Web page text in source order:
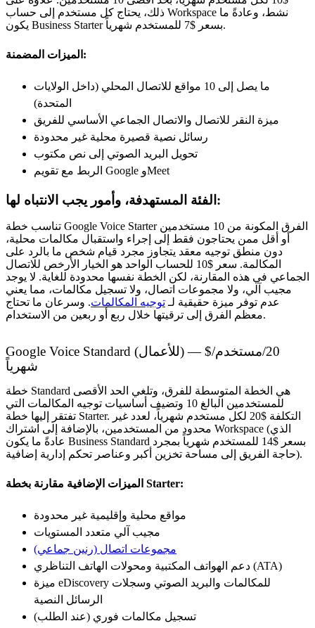
ذلك، يحتاج كل مستخدم إلى حساب Workspace نشط، وعادةً ما
يكون Business Starter بسعر $7 للمستخدم شهرياً.
الميزات المضمنة:
ما يصل إلى 10 مواقع للاتصال المحلي (داخل الولايات
المتحدة)
ميزة النقر للاتصال والاتصال الجماعي الأساسي للفريق
رسائل نصية قصيرة محلية غير محدودة
تحويل البريد الصوتي إلى نص مكتوب
الربط مع تقويم Google وMeet
الفئة المستهدفة، وأمور يجب الانتباه لها:
تناسب خطة Google Voice Starter الفرق المكونة من 10 مستخدمين
أو أقل ممن يحتاجون فقط إلى إجراء واستقبال مكالمات محلية،
دون منطق توجيه معقد يتجاوز مجرد قيام شخص ما بالرد على
المكالمة. سعر $10 للحساب الواحد هو الخيار الأرخص للاتصال
الجماعي في هذه المقارنة، لكن الخطة نفسها محدودة للغاية. لا يوجد
مجيب آلي، ولا مجموعات اتصال، ولا تسجيل مكالمات، مما يعني
عدم توفر ميزة حقيقية لـ توجيه المكالمات. وسرعان ما تحتاج
معظم الفرق إلى ترقيتها خلال ربع أو ربعين من الاستخدام.
Google Voice Standard (للأعمال) — $20/مستخدم/
شهرياً
خطة Standard هي الخطة المتوسطة للفرق، وتلغي الحد الأقصى
للمستخدمين البالغ 10 وتضيف أساسيات توجيه المكالمات التي
تفتقر إليها خطة Starter. التكلفة $20 لكل مستخدم شهرياً، لعدد غير
محدود من المستخدمين، بالإضافة إلى اشتراك Workspace (الذي
عادةً ما يكون Business Standard بسعر $14 للمستخدم شهرياً بمجرد
حاجة الفريق إلى مساحة تخزين أكبر وعناصر تحكم إدارية إضافية).
الميزات الإضافية مقارنة بخطة Starter:
مواقع محلية وإقليمية غير محدودة
مجيب آلي متعدد المستويات
مجموعات اتصال (رنين جماعي)
دعم الهواتف المكتبية ومحولات الهاتف التناظري (ATA)
ميزة eDiscovery للمكالمات والبريد الصوتي وسجلات
الرسائل النصية
تسجيل مكالمات فوري (عند الطلب)